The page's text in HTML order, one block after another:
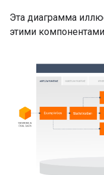
Эта диаграмма
этими